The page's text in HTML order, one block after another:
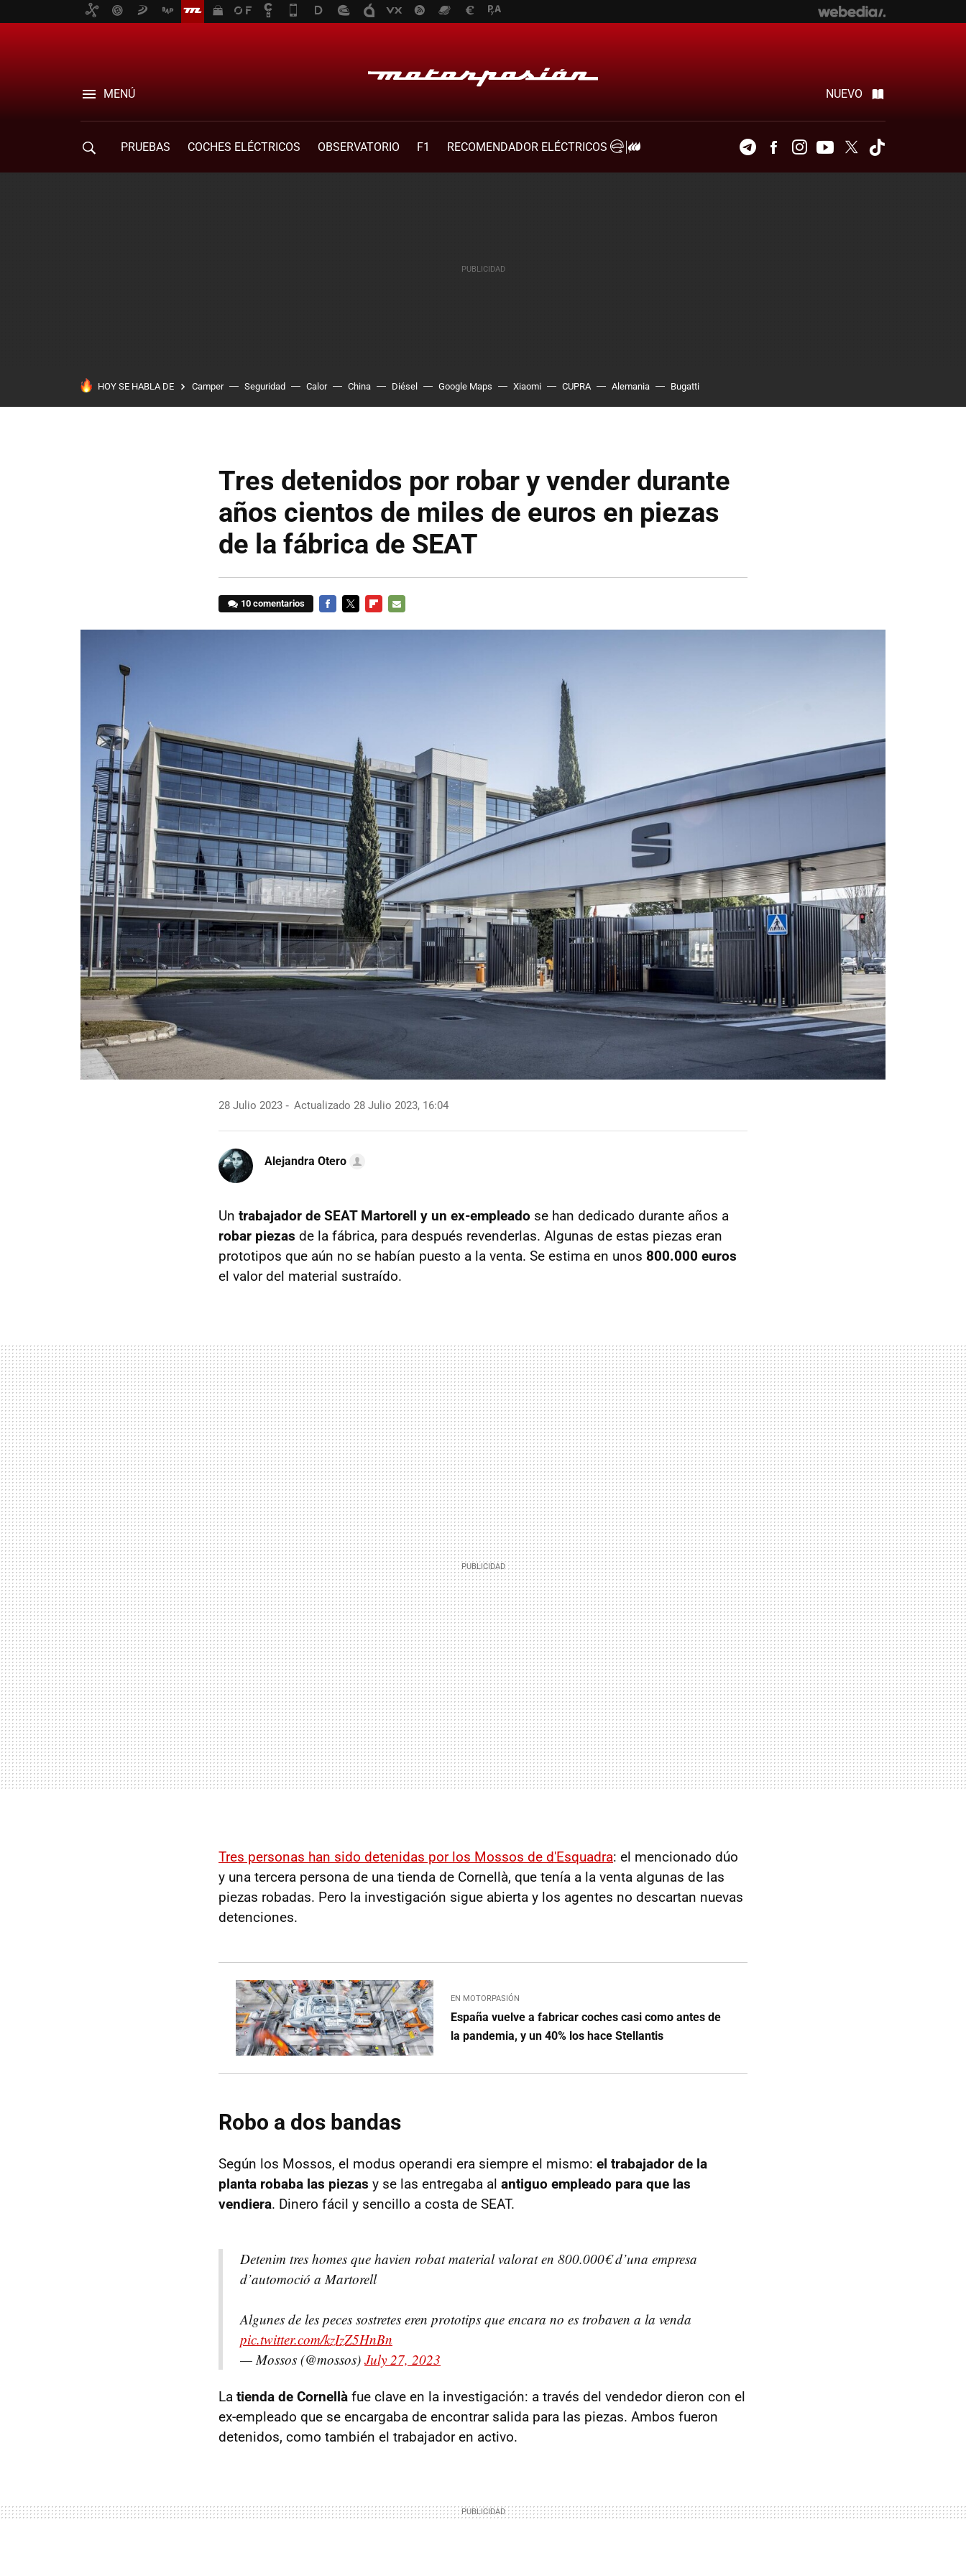
MENÚ NUEVO
PRUEBAS COCHES ELÉCTRICOS OBSERVATORIO F1
RECOMENDADOR ELÉCTRICOS
TelegramFacebookInstagramYoutubeTwitter
HOY SE HABLA DE Camper Seguridad Calor China Diésel Google Maps Xiaomi CUPRA Alemania Bugatti
Tres detenidos por robar y vender durante
años cientos de miles de euros en piezas
de la fábrica de SEAT
10 comentarios
28 Julio 2023 Actualizado 28 Julio 2023, 16:04
Alejandra Otero
Un trabajador de SEAT Martorell y un ex-empleado se han dedicado durante años a
robar piezas de la fábrica, para después revenderlas. Algunas de estas piezas eran
prototipos que aún no se habían puesto a la venta. Se estima en unos 800.000 euros
el valor del material sustraído.
Tres personas han sido detenidas por los Mossos de d'Esquadra: el mencionado dúo
y una tercera persona de una tienda de Cornellà, que tenía a la venta algunas de las
piezas robadas. Pero la investigación sigue abierta y los agentes no descartan nuevas
detenciones.
EN MOTORPASIÓN
España vuelve a fabricar coches casi como antes de
la pandemia, y un 40% los hace Stellantis
Robo a dos bandas
Según los Mossos, el modus operandi era siempre el mismo: el trabajador de la
planta robaba las piezas y se las entregaba al antiguo empleado para que las
vendiera. Dinero fácil y sencillo a costa de SEAT.
Detenim tres homes que havien robat material valorat en 800.000€ d’una empresa
d’automoció a Martorell
Algunes de les peces sostretes eren prototips que encara no es trobaven a la venda
pic.twitter.com/kzIzZ5HnBn
— Mossos (@mossos) July 27, 2023
La tienda de Cornellà fue clave en la investigación: a través del vendedor dieron con el
ex-empleado que se encargaba de encontrar salida para las piezas. Ambos fueron
detenidos, como también el trabajador en activo.